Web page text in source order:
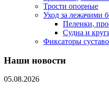
Трости опорные
Уход за лежачими
Пеленки,
Судна и
Фиксаторы
Наши новости
05.08.2026